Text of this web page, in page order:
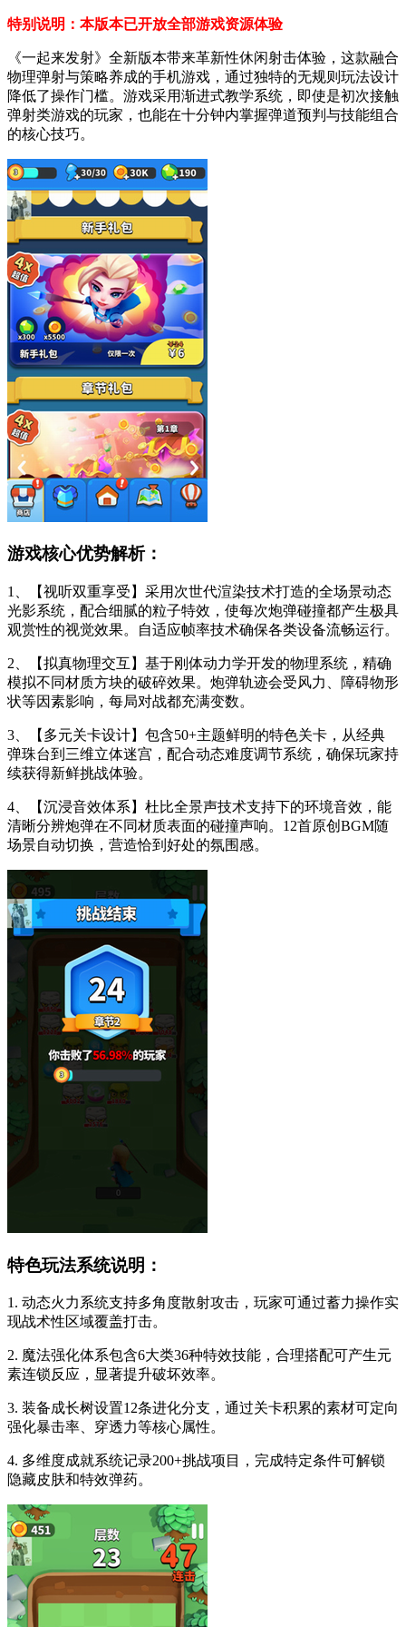
特别说明：本版本已开放全部游戏资源体验
《一起来发射》全新版本带来革新性休闲射击体验，这款融合
物理弹射与策略养成的手机游戏，通过独特的无规则玩法设计
降低了操作门槛。游戏采用渐进式教学系统，即使是初次接触
弹射类游戏的玩家，也能在十分钟内掌握弹道预判与技能组合
的核心技巧。
游戏核心优势解析：
1、【视听双重享受】采用次世代渲染技术打造的全场景动态
光影系统，配合细腻的粒子特效，使每次炮弹碰撞都产生极具
观赏性的视觉效果。自适应帧率技术确保各类设备流畅运行。
2、【拟真物理交互】基于刚体动力学开发的物理系统，精确
模拟不同材质方块的破碎效果。炮弹轨迹会受风力、障碍物形
状等因素影响，每局对战都充满变数。
3、【多元关卡设计】包含50+主题鲜明的特色关卡，从经典
弹珠台到三维立体迷宫，配合动态难度调节系统，确保玩家持
续获得新鲜挑战体验。
4、【沉浸音效体系】杜比全景声技术支持下的环境音效，能
清晰分辨炮弹在不同材质表面的碰撞声响。12首原创BGM随
场景自动切换，营造恰到好处的氛围感。
特色玩法系统说明：
1. 动态火力系统支持多角度散射攻击，玩家可通过蓄力操作实
现战术性区域覆盖打击。
2. 魔法强化体系包含6大类36种特效技能，合理搭配可产生元
素连锁反应，显著提升破坏效率。
3. 装备成长树设置12条进化分支，通过关卡积累的素材可定向
强化暴击率、穿透力等核心属性。
4. 多维度成就系统记录200+挑战项目，完成特定条件可解锁
隐藏皮肤和特效弹药。